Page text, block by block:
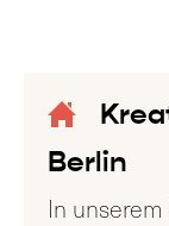
Berlin
In